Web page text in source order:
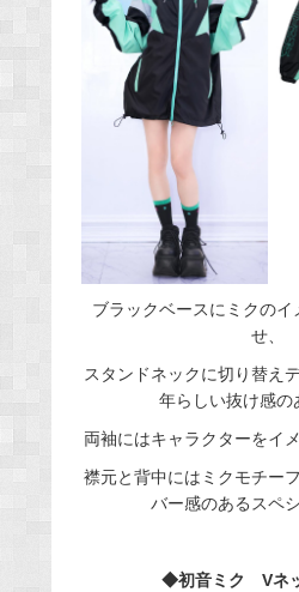
ブラックベースにミクの
せ、
スタンドネックに切り替え
年らしい抜け感の
両袖にはキャラクターをイ
襟元と背中にはミクモチー
バー感のあるスペ
◆初音ミク Vネ